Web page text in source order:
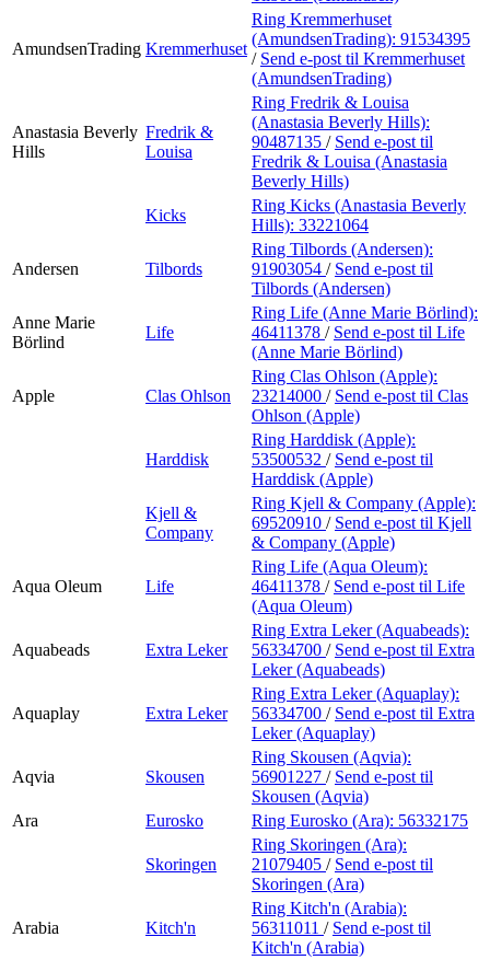
AmundsenTrading Kremmerhuset
Ring Kremmerhuset
(AmundsenTrading): 91534395
/ Send e-post til Kremmerhuset
(AmundsenTrading)
Anastasia Beverly
Hills
Fredrik &
Louisa
Ring Fredrik & Louisa
(Anastasia Beverly Hills):
90487135 / Send e-post til
Fredrik & Louisa (Anastasia
Beverly Hills)
Kicks
Ring Kicks (Anastasia Beverly
Hills): 33221064
Andersen Tilbords
Ring Tilbords (Andersen):
91903054 / Send e-post til
Tilbords (Andersen)
Anne Marie
Börlind
Life
Ring Life (Anne Marie Börlind):
46411378 / Send e-post til Life
(Anne Marie Börlind)
Apple Clas Ohlson
Ring Clas Ohlson (Apple):
23214000 / Send e-post til Clas
Ohlson (Apple)
Harddisk
Ring Harddisk (Apple):
53500532 / Send e-post til
Harddisk (Apple)
Kjell &
Company
Ring Kjell & Company (Apple):
69520910 / Send e-post til Kjell
& Company (Apple)
Aqua Oleum Life
Ring Life (Aqua Oleum):
46411378 / Send e-post til Life
(Aqua Oleum)
Aquabeads Extra Leker
Ring Extra Leker (Aquabeads):
56334700 / Send e-post til Extra
Leker (Aquabeads)
Aquaplay Extra Leker
Ring Extra Leker (Aquaplay):
56334700 / Send e-post til Extra
Leker (Aquaplay)
Aqvia Skousen
Ring Skousen (Aqvia):
56901227 / Send e-post til
Skousen (Aqvia)
Ara
Eurosko Ring Eurosko (Ara): 56332175
Skoringen
Ring Skoringen (Ara):
21079405 / Send e-post til
Skoringen (Ara)
Arabia Kitch'n
Ring Kitch'n (Arabia):
56311011 / Send e-post til
Kitch'n (Arabia)